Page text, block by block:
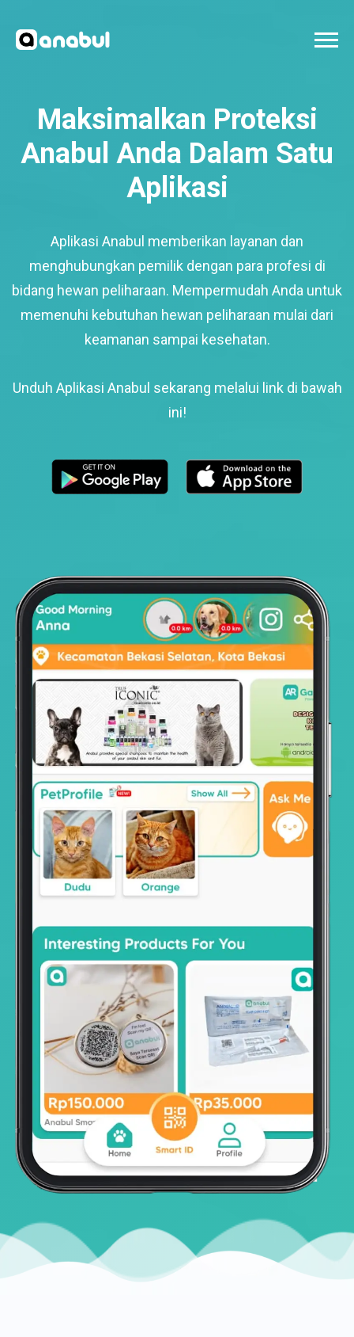
Maksimalkan Proteksi
Anabul Anda Dalam Satu
Aplikasi
Aplikasi Anabul memberikan layanan dan
menghubungkan pemilik dengan para profesi di
bidang hewan peliharaan. Mempermudah Anda untuk
memenuhi kebutuhan hewan peliharaan mulai dari
keamanan sampai kesehatan.
Unduh Aplikasi Anabul sekarang melalui link di bawah
ini!